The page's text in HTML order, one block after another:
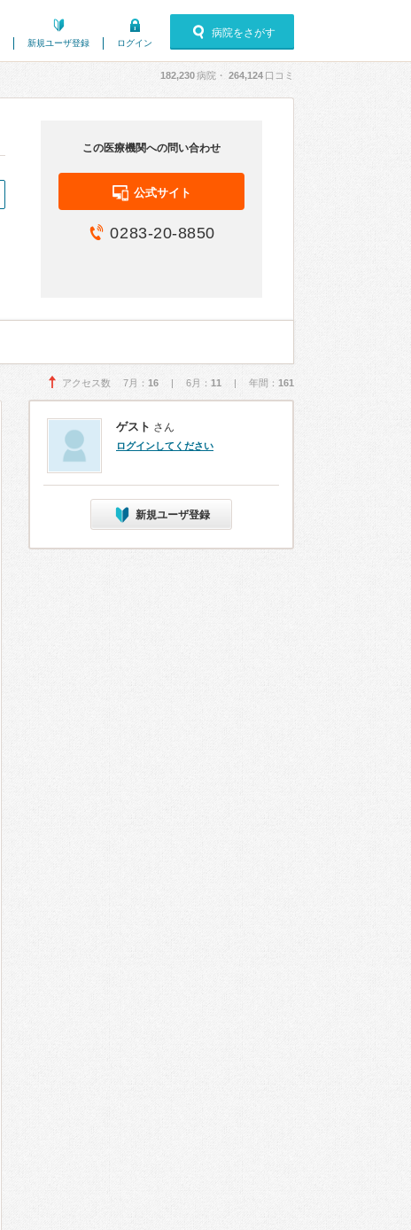
新規ユーザ登録 ログイン
病院をさがす
182,230病院・ 264,124 口コミ
この医療機関への問い合わせ
公式サイト
0283-20-8850
アクセス数 7月： 16 | 6月： 11 | 年間： 161
ゲスト さん
ログインしてください
新規ユーザ登録